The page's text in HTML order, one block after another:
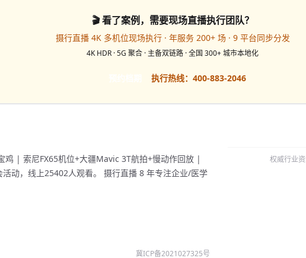
🎬 看了案例，需要现场直播执行团队？
摄行直播 4K 多机位现场执行 · 年服务 200+ 场 · 9 平台同步分发
4K HDR · 5G 聚合 · 主备双链路 · 全国 300+ 城市本地化
执行热线：400-883-2046
| 索尼FX65机位+大疆Mavic 3T航拍+慢动作回放 |
动，线上25402人观看。 摄行直播 8 年专注企业/医学
权威行业资
冀ICP备2021027325号